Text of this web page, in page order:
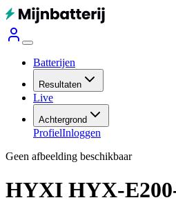
Batterijen
Resultaten
Live
Achtergrond
ProfielInloggen
Geen afbeelding beschikbaar
HYXI HYX-